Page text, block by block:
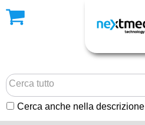
Cerca anche nella descrizione